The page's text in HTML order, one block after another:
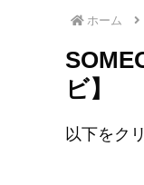
ホーム
ビ】
以下をク